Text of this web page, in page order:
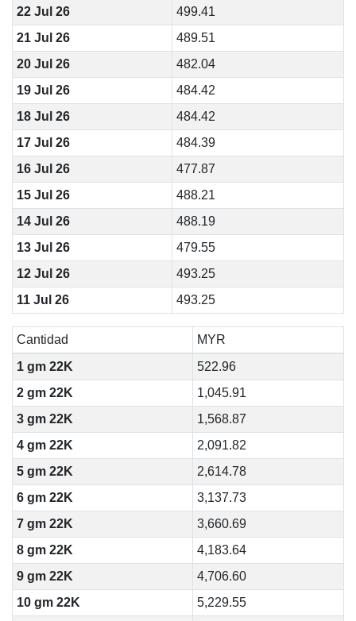
22 Jul 26
499.41
21 Jul 26
489.51
20 Jul 26
482.04
19 Jul 26
484.42
18 Jul 26
484.42
17 Jul 26
484.39
16 Jul 26
477.87
15 Jul 26
488.21
14 Jul 26
488.19
13 Jul 26
479.55
12 Jul 26
493.25
11 Jul 26
493.25
Cantidad
MYR
1 gm 22K
522.96
2 gm 22K
1,045.91
3 gm 22K
1,568.87
4 gm 22K
2,091.82
5 gm 22K
2,614.78
6 gm 22K
3,137.73
7 gm 22K
3,660.69
8 gm 22K
4,183.64
9 gm 22K
4,706.60
10 gm 22K
5,229.55